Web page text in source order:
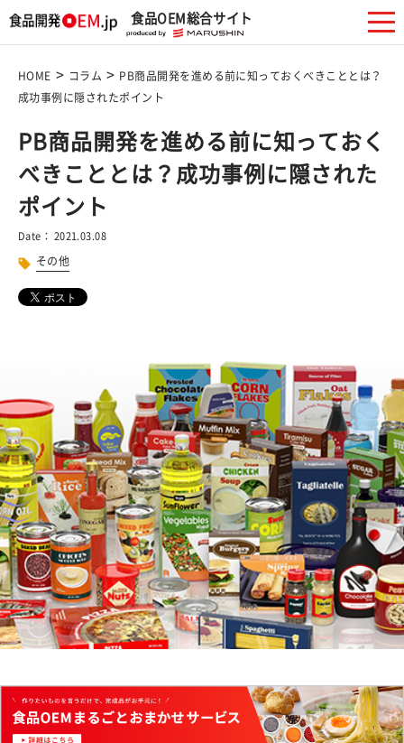
食品OEM総合サイト
HOME > コラム > PB商品開発を進める前に知っておくべきこととは？
成功事例に隠されたポイント
PB商品開発を進める前に知っておく
べきこととは？成功事例に隠された
ポイント
その他
Date： 2021.03.08